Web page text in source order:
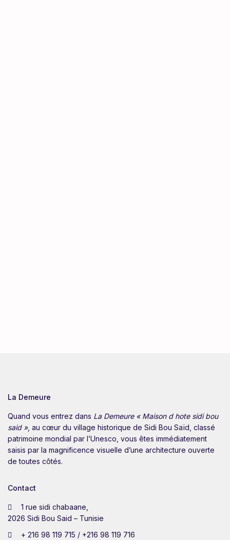
La Demeure
Quand vous entrez dans La Demeure « Maison d hote sidi bou
said », au cœur du village historique de Sidi Bou Saïd, classé
patrimoine mondial par l’Unesco, vous êtes immédiatement
saisis par la magnificence visuelle d’une architecture ouverte
de toutes côtés.
Contact
1 rue sidi chabaane,
2026 Sidi Bou Said – Tunisie
+ 216 98 119 715 / +216 98 119 716